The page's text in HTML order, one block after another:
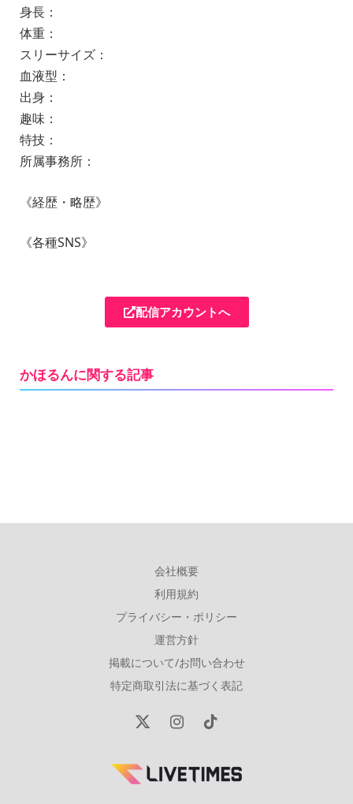
身長：
体重：
スリーサイズ：
血液型：
出身：
趣味：
特技：
所属事務所：
《経歴・略歴》
《各種SNS》
配信アカウントへ
かほるんに関する記事
会社概要
利用規約
プライバシー・ポリシー
運営方針
掲載について/お問い合わせ
特定商取引法に基づく表記
X
InstagramTikTok